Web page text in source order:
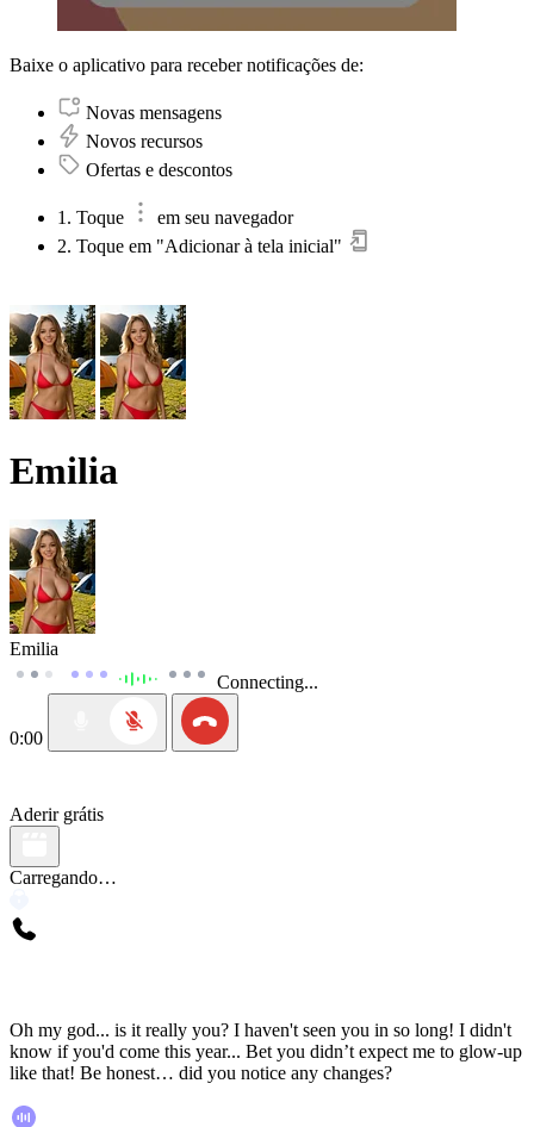
Baixe o aplicativo para receber notificações de:
Novas mensagens
Novos recursos
Ofertas e descontos
1. Toque
em seu navegador
2. Toque em "Adicionar à tela inicial"
Emilia
Emilia
Connecting...
0:00
Aderir grátis
Carregando…
Oh my god... is it really you? I haven't seen you in so long! I didn't
know if you'd come this year... Bet you didn’t expect me to glow-up
like that! Be honest… did you notice any changes?